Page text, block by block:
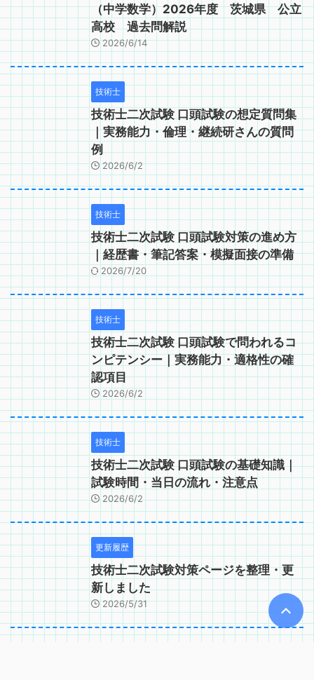
（中学数学）2026年度 茨城県 公立
高校 過去問解説
2026/6/14
技術士
技術士二次試験 口頭試験の想定質問集
｜実務能力・倫理・継続研さんの質問
例
2026/6/2
技術士
技術士二次試験 口頭試験対策の進め方
｜経歴書・筆記答案・模擬面接の準備
2026/7/20
技術士
技術士二次試験 口頭試験で問われるコ
ンピテンシー｜実務能力・適格性の確
認項目
2026/6/2
技術士
技術士二次試験 口頭試験の基礎知識｜
試験時間・当日の流れ・注意点
2026/6/2
更新履歴
技術士二次試験対策ページを整理・更
新しました
2026/5/31